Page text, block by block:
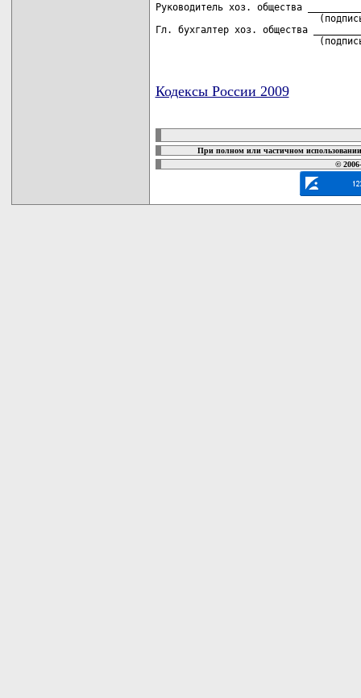
Руководитель хоз. общества
Гл. бухгалтер хоз. общества
Кодексы России 2009
При полном или частичном
©